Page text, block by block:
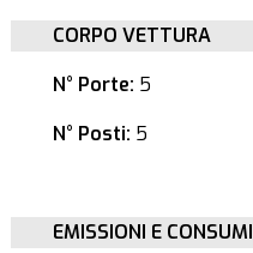
CORPO VETTURA
N° Porte: 5
N° Posti: 5
EMISSIONI E CONSUMI